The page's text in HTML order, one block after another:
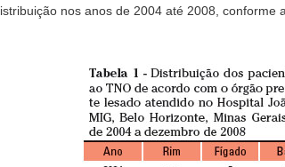
nos anos de 2004 até 2008, conforme a